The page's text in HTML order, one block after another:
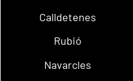
Calldetenes
Rubió
Navarcles